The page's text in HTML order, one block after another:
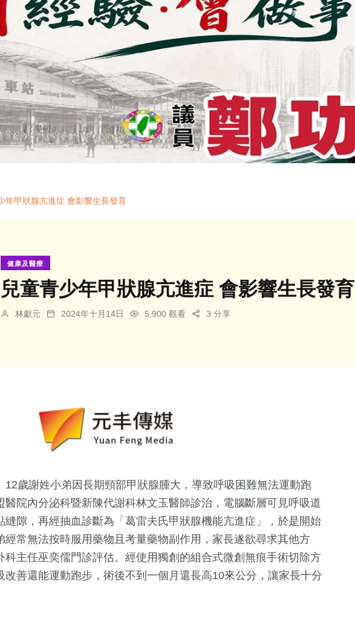
年甲狀腺亢進症 會影響生長發育
健康及醫療
兒童青少年甲狀腺亢進症 會影響生長發育
林獻元 2024年十月14日 5,900 觀看 3 分享
12歲謝姓小弟因長期頸部甲狀腺腫大，導致呼吸困難無法運動跑
醫院內分泌科暨新陳代謝科林文玉醫師診治，電腦斷層可見呼吸道
縫隙，再經抽血診斷為「葛雷夫氏甲狀腺機能亢進症」，於是開始
經常無法按時服用藥物且考量藥物副作用，家長遂欲尋求其他方
科主任巫奕儒門診評估。經使用獨創的組合式微創無痕手術切除方
改善還能運動跑步，術後不到一個月還長高10來公分，讓家長十分